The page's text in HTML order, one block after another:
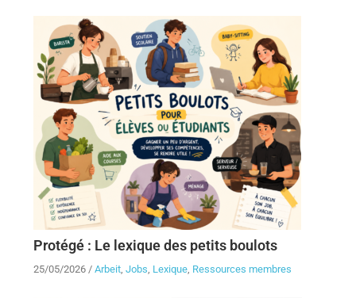
Protégé : Le lexique des petits boulots
25/05/2026/ Arbeit, Jobs, Lexique, Ressources membres